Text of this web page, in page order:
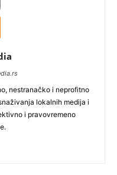
nestranačko i neprofitno
lokalnih medija i
i pravovremeno